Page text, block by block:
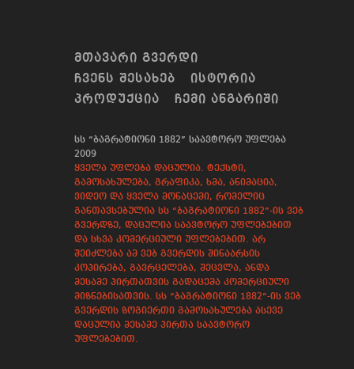
ᲛᲗᲐᲕᲐᲠᲘ ᲒᲕᲔᲠᲓᲘ
ᲩᲕᲔᲜᲡ ᲨᲔᲡᲐᲮᲔᲑ
ᲘᲡᲢᲝᲠᲘᲐ
ᲞᲠᲝᲓᲣᲥᲪᲘᲐ
ᲩᲔᲛᲘ ᲐᲜᲒᲐᲠᲘᲨᲘ
სს “ბაგრატიონი 1882” საავტორო უფლება
2009
ყველა უფლება დაცულია. ტექსტი,
გამოსახულება, გრაფიკა, ხმა, ანიმაცია,
ვიდეო და ყველა მონაცემი, რომელიც
განთავსებულია სს “ბაგრატიონი 1882”-ის ვებ
გვერდზე, დაცულია საავტორო უფლებებით
და სხვა კომერციული უფლებებით. არ
შეიძლება ამ ვებ გვერდის შინაარსის
კოპირება, გავრცელება, შეცვლა, ანდა
მესამე პირთათვის გადაცემა კომერციული
მიზნებისათვის. სს “ბაგრატიონი 1882”-ის ვებ
გვერდის ზოგიერთი გამოსახულება ასევე
დაცულია მესამე პირთა საავტორო
უფლებებით.